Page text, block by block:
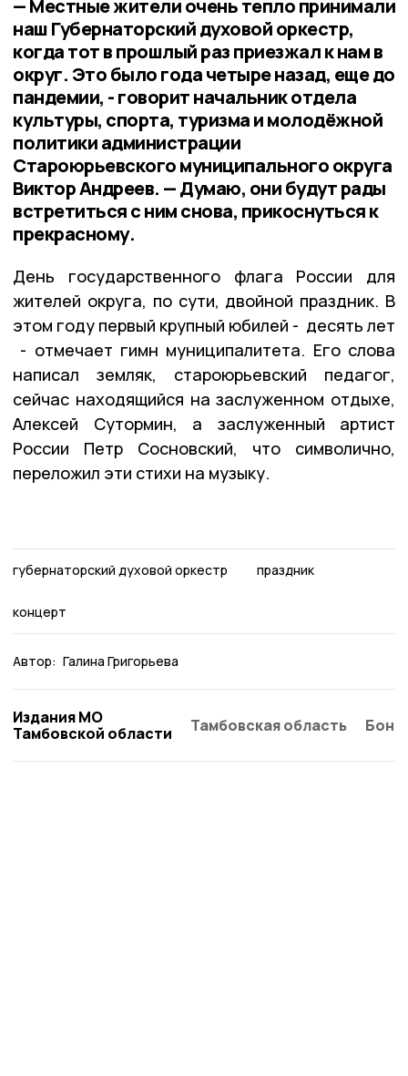
— Местные жители очень тепло принимали
наш Губернаторский духовой оркестр,
когда тот в прошлый раз приезжал к нам в
округ. Это было года четыре назад, еще до
пандемии, - говорит начальник отдела
культуры, спорта, туризма и молодёжной
политики администрации
Староюрьевского муниципального округа
Виктор Андреев. — Думаю, они будут рады
встретиться с ним снова, прикоснуться к
прекрасному.
День государственного флага России для
жителей округа, по сути, двойной праздник. В
этом году первый крупный юбилей - десять лет
- отмечает гимн муниципалитета. Его слова
написал земляк, староюрьевский педагог,
сейчас находящийся на заслуженном отдыхе,
Алексей Сутормин, а заслуженный артист
России Петр Сосновский, что символично,
переложил эти стихи на музыку.
губернаторский духовой оркестр праздник
концерт
Автор: Галина Григорьева
Издания МО
Тамбовской области
Тамбовская область